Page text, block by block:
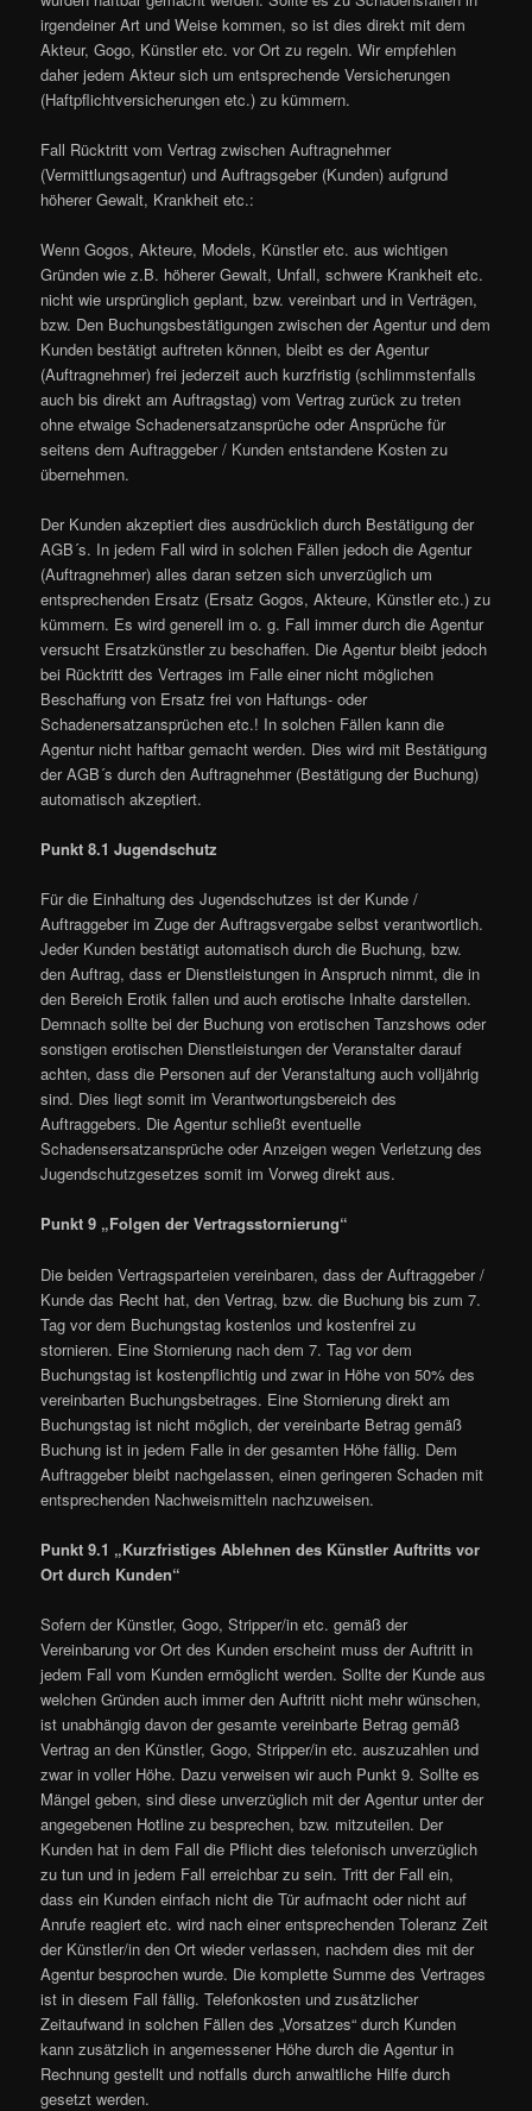
irgendeiner Art und Weise kommen, so ist dies direkt mit dem
Akteur, Gogo, Künstler etc. vor Ort zu regeln. Wir empfehlen
daher jedem Akteur sich um entsprechende Versicherungen
(Haftpflichtversicherungen etc.) zu kümmern.
Fall Rücktritt vom Vertrag zwischen Auftragnehmer
(Vermittlungsagentur) und Auftragsgeber (Kunden) aufgrund
höherer Gewalt, Krankheit etc.:
Wenn Gogos, Akteure, Models, Künstler etc. aus wichtigen
Gründen wie z.B. höherer Gewalt, Unfall, schwere Krankheit etc.
nicht wie ursprünglich geplant, bzw. vereinbart und in Verträgen,
bzw. Den Buchungsbestätigungen zwischen der Agentur und dem
Kunden bestätigt auftreten können, bleibt es der Agentur
(Auftragnehmer) frei jederzeit auch kurzfristig (schlimmstenfalls
auch bis direkt am Auftragstag) vom Vertrag zurück zu treten
ohne etwaige Schadenersatzansprüche oder Ansprüche für
seitens dem Auftraggeber / Kunden entstandene Kosten zu
übernehmen.
Der Kunden akzeptiert dies ausdrücklich durch Bestätigung der
AGB´s. In jedem Fall wird in solchen Fällen jedoch die Agentur
(Auftragnehmer) alles daran setzen sich unverzüglich um
entsprechenden Ersatz (Ersatz Gogos, Akteure, Künstler etc.) zu
kümmern. Es wird generell im o. g. Fall immer durch die Agentur
versucht Ersatzkünstler zu beschaffen. Die Agentur bleibt jedoch
bei Rücktritt des Vertrages im Falle einer nicht möglichen
Beschaffung von Ersatz frei von Haftungs- oder
Schadenersatzansprüchen etc.! In solchen Fällen kann die
Agentur nicht haftbar gemacht werden. Dies wird mit Bestätigung
der AGB´s durch den Auftragnehmer (Bestätigung der Buchung)
automatisch akzeptiert.
Punkt 8.1 Jugendschutz
Für die Einhaltung des Jugendschutzes ist der Kunde /
Auftraggeber im Zuge der Auftragsvergabe selbst verantwortlich.
Jeder Kunden bestätigt automatisch durch die Buchung, bzw.
den Auftrag, dass er Dienstleistungen in Anspruch nimmt, die in
den Bereich Erotik fallen und auch erotische Inhalte darstellen.
Demnach sollte bei der Buchung von erotischen Tanzshows oder
sonstigen erotischen Dienstleistungen der Veranstalter darauf
achten, dass die Personen auf der Veranstaltung auch volljährig
sind. Dies liegt somit im Verantwortungsbereich des
Auftraggebers. Die Agentur schließt eventuelle
Schadensersatzansprüche oder Anzeigen wegen Verletzung des
Jugendschutzgesetzes somit im Vorweg direkt aus.
Punkt 9 „Folgen der Vertragsstornierung“
Die beiden Vertragsparteien vereinbaren, dass der Auftraggeber /
Kunde das Recht hat, den Vertrag, bzw. die Buchung bis zum 7.
Tag vor dem Buchungstag kostenlos und kostenfrei zu
stornieren. Eine Stornierung nach dem 7. Tag vor dem
Buchungstag ist kostenpflichtig und zwar in Höhe von 50% des
vereinbarten Buchungsbetrages. Eine Stornierung direkt am
Buchungstag ist nicht möglich, der vereinbarte Betrag gemäß
Buchung ist in jedem Falle in der gesamten Höhe fällig. Dem
Auftraggeber bleibt nachgelassen, einen geringeren Schaden mit
entsprechenden Nachweismitteln nachzuweisen.
Punkt 9.1 „Kurzfristiges Ablehnen des Künstler Auftritts vor
Ort durch Kunden“
Sofern der Künstler, Gogo, Stripper/in etc. gemäß der
Vereinbarung vor Ort des Kunden erscheint muss der Auftritt in
jedem Fall vom Kunden ermöglicht werden. Sollte der Kunde aus
welchen Gründen auch immer den Auftritt nicht mehr wünschen,
ist unabhängig davon der gesamte vereinbarte Betrag gemäß
Vertrag an den Künstler, Gogo, Stripper/in etc. auszuzahlen und
zwar in voller Höhe. Dazu verweisen wir auch Punkt 9. Sollte es
Mängel geben, sind diese unverzüglich mit der Agentur unter der
angegebenen Hotline zu besprechen, bzw. mitzuteilen. Der
Kunden hat in dem Fall die Pflicht dies telefonisch unverzüglich
zu tun und in jedem Fall erreichbar zu sein. Tritt der Fall ein,
dass ein Kunden einfach nicht die Tür aufmacht oder nicht auf
Anrufe reagiert etc. wird nach einer entsprechenden Toleranz Zeit
der Künstler/in den Ort wieder verlassen, nachdem dies mit der
Agentur besprochen wurde. Die komplette Summe des Vertrages
ist in diesem Fall fällig. Telefonkosten und zusätzlicher
Zeitaufwand in solchen Fällen des „Vorsatzes“ durch Kunden
kann zusätzlich in angemessener Höhe durch die Agentur in
Rechnung gestellt und notfalls durch anwaltliche Hilfe durch
gesetzt werden.